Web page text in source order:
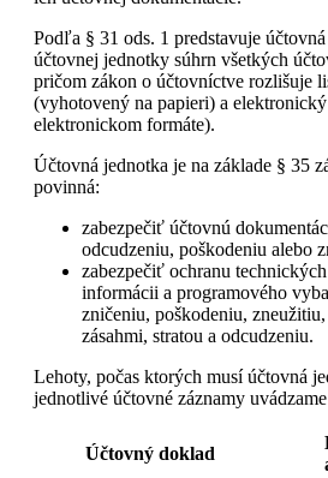
Podľa § 31 ods. 1 predstavuje
účtovnej jednotky súhrn všetkých
pričom zákon o účtovníctve rozlišuje
(vyhotovený na papieri) a
elektronickom formáte).
Účtovná jednotka je na základe § 35
povinná:
zabezpečiť účtovnú
odcudzeniu, poškodeniu alebo
zabezpečiť ochranu
informácii a programového
zničeniu, poškodeniu,
zásahmi, stratou a odcudzeniu.
Lehoty, počas ktorých musí účtovná
jednotlivé účtovné záznamy
Účtovný doklad